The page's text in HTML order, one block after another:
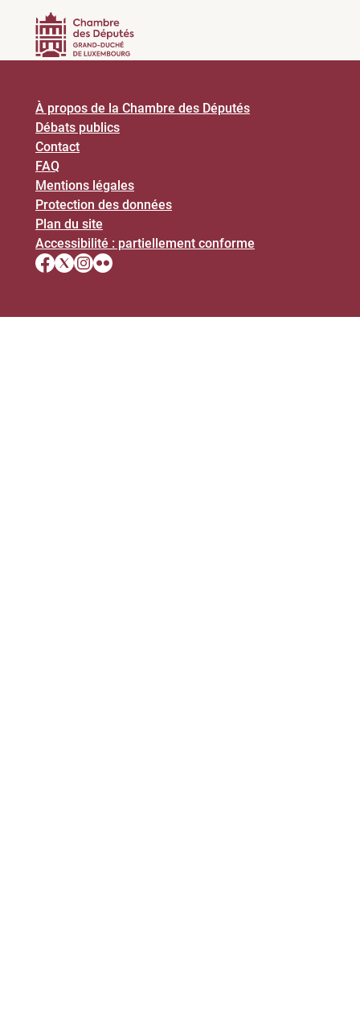
À propos de la Chambre des Députés
Débats publics
Contact
FAQ
Mentions légales
Protection des données
Plan du site
Accessibilité : partiellement conforme